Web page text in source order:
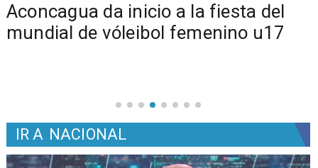
Aconcagua da inicio a la fiesta del
mundial de vóleibol femenino u17
IR A NACIONAL